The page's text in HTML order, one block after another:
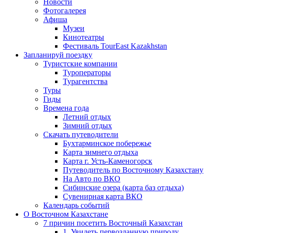
Новости
Фотогалерея
Афиша
Музеи
Кинотеатры
Фестиваль TourEast Kazakhstan
Запланируй поездку
Туристские компании
Туроператоры
Турагентства
Туры
Гиды
Времена года
Летний отдых
Зимний отдых
Скачать путеводители
Бухтарминское побережье
Карта зимнего отдыха
Карта г. Усть-Каменогорск
Путеводитель по Восточному Казахстану
На Авто по ВКО
Сибинские озера (карта баз отдыха)
Сувенирная карта ВКО
Календарь событий
О Восточном Казахстане
7 причин посетить Восточный Казахстан